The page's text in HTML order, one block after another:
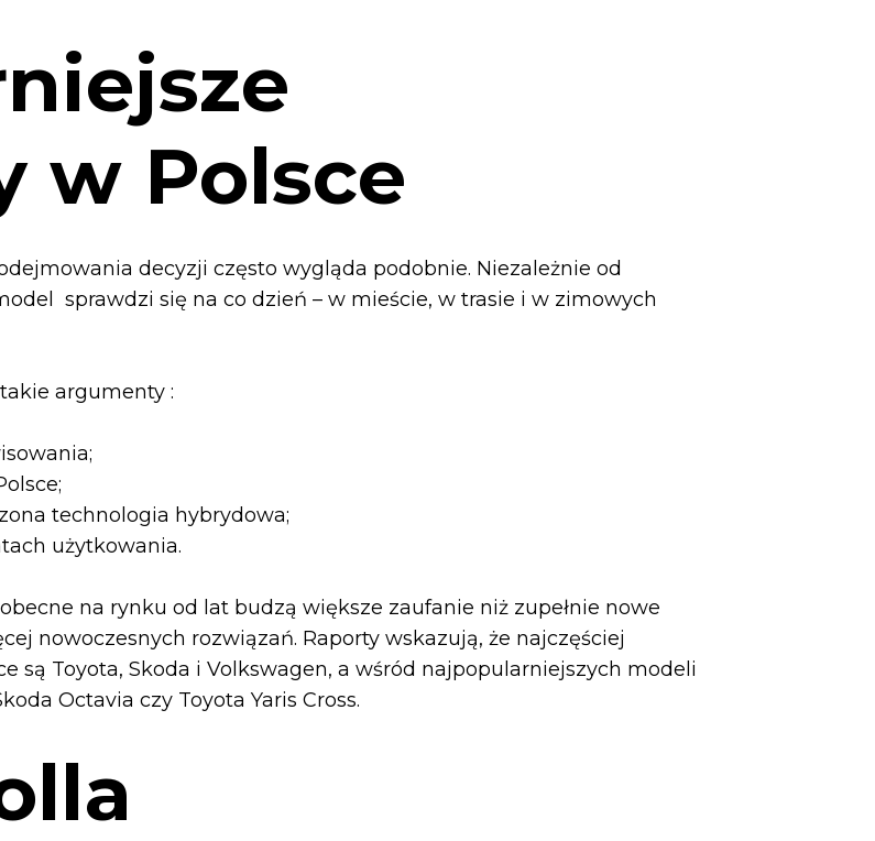
w Polsce
decyzji często wygląda podobnie. Niezależnie od
sprawdzi się na co dzień – w mieście, w trasie i w zimowych
argumenty :
technologia hybrydowa;
użytkowania.
na rynku od lat budzą większe zaufanie niż zupełnie nowe
nowoczesnych rozwiązań. Raporty wskazują, że najczęściej
są Toyota, Skoda i Volkswagen, a wśród najpopularniejszych modeli
Octavia czy Toyota Yaris Cross.